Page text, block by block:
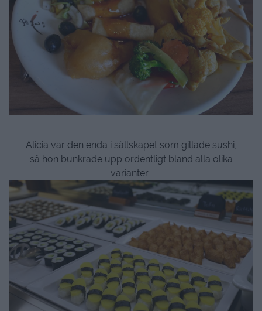
Alicia var den enda i sällskapet som gillade sushi,
så hon bunkrade upp ordentligt bland alla olika
varianter.